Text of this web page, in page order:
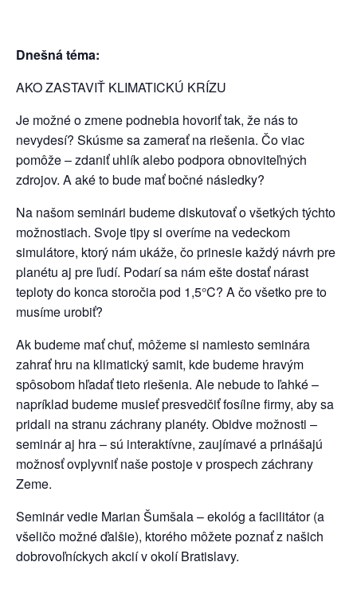
Dnešná téma:
AKO ZASTAVIŤ KLIMATICKÚ KRÍZU
Je možné o zmene podnebia hovoriť tak, že nás to
nevydesí? Skúsme sa zamerať na riešenia. Čo viac
pomôže – zdaniť uhlík alebo podpora obnoviteľných
zdrojov. A aké to bude mať bočné následky?
Na našom seminári budeme diskutovať o všetkých týchto
možnostiach. Svoje tipy si overíme na vedeckom
simulátore, ktorý nám ukáže, čo prinesie každý návrh pre
planétu aj pre ľudí. Podarí sa nám ešte dostať nárast
teploty do konca storočia pod 1,5°C? A čo všetko pre to
musíme urobiť?
Ak budeme mať chuť, môžeme si namiesto seminára
zahrať hru na klimatický samit, kde budeme hravým
spôsobom hľadať tieto riešenia. Ale nebude to ľahké –
napríklad budeme musieť presvedčiť fosílne firmy, aby sa
pridali na stranu záchrany planéty. Obidve možnosti –
seminár aj hra – sú interaktívne, zaujímavé a prinášajú
možnosť ovplyvniť naše postoje v prospech záchrany
Zeme.
Seminár vedie Marian Šumšala – ekológ a facilitátor (a
všeličo možné ďalšie), ktorého môžete poznať z našich
dobrovoľníckych akcií v okolí Bratislavy.